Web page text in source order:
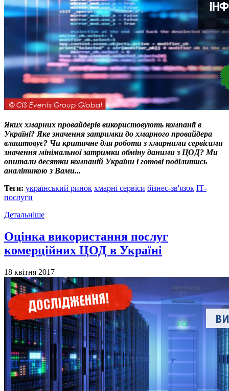
Яких хмарних провайдерів використовують компанії в
Україні? Яке значення затримки до хмарного провайдера
влаштовує? Чи критичне для роботи з хмарними сервісами
значення мінімальної затримки обміну даними з ЦОД? Ми
опитали десятки компаній України і готові поділитись
аналітикою з Вами...
Теги: український ринок хмарні сервіси бізнес-зв'язок ІТ-
послуги
Детальніше
Оцінка використання послуг
комерційних ЦОД в Україні
18 квітня 2017